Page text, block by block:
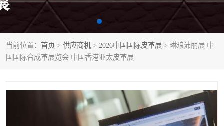
当前位置： 首页 > 供应商机 > 2026中国国际皮革展 > 琳琅沛丽展 中
国国际合成革展览会 中国香港亚太皮革展